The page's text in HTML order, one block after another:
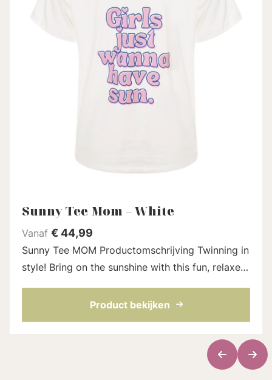
Sunny Tee Mom – White
Vanaf €44,99
Sunny Tee MOM Productomschrijving Twinning in
style! Bring on the sunshine with this fun, relaxed
Have Sun," this tee pai...
Product bekijken